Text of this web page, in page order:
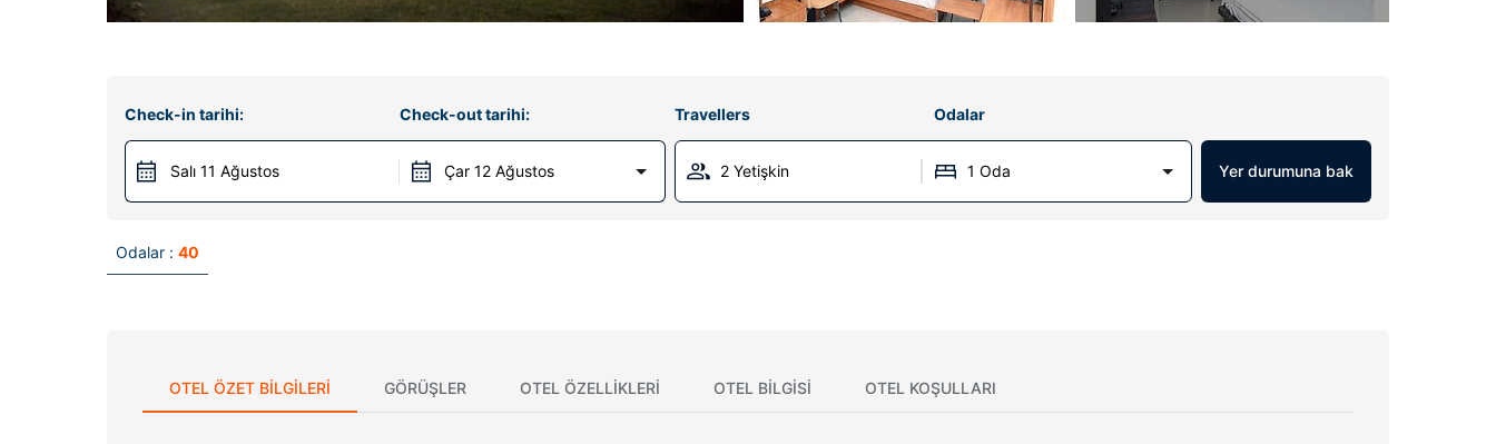
Check-in tarihi:
Salı 11 Ağustos
Check-out tarihi:
Çar 12 Ağustos
Travellers Odalar
2 Yetişkin 1 Oda Yer durumuna bak
Odalar : 40
OTEL ÖZET BILGILERI GÖRÜŞLER OTEL ÖZELLIKLERI OTEL BILGISI OTEL KOŞULLARI